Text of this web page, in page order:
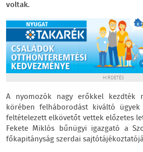
voltak.
HIRDETÉS
A nyomozók nagy erőkkel kezdték
körében felháborodást kiváltó
feltételezett elkövetőt vettek előzetes
Fekete Miklós bűnügyi igazgató a
főkapitányság szerdai